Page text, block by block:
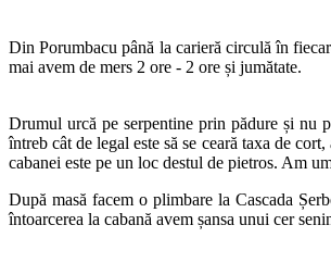
Din Porumbacu până la carieră circulă în
mai avem de mers 2 ore - 2 ore și jumătate.
Drumul urcă pe serpentine prin pădure și nu
întreb cât de legal este să se ceară taxa de
cabanei este pe un loc destul de pietros. Am
După masă facem o plimbare la Cascada
întoarcerea la cabană avem șansa unui cer